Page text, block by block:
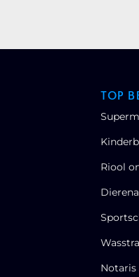
TOP
Riool
Notaris